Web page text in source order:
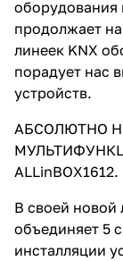
оборудования
продолжает
линеек KNX
порадует нас
устройств.
АБСОЛЮТНО
ALLinBOX1612.
В своей новой
объединяет 5
инсталляции